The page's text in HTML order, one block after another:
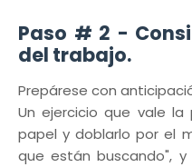
Paso # 2 -
del trabajo.
Prepárese con
Un ejercicio que vale
papel y doblarlo por el
que están buscando",